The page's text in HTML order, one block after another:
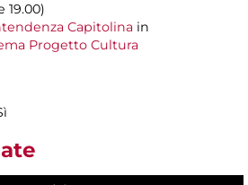
19.00)
Capitolina in
Progetto Cultura